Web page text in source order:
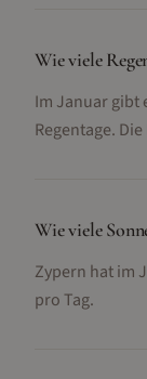
Wie viele
Im Januar gibt
Regentage.
Wie viele
Zypern hat im
pro Tag.